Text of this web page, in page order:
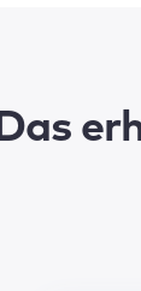
Das